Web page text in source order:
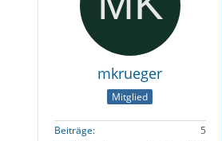
mkrueger
Mitglied
Beiträge
5